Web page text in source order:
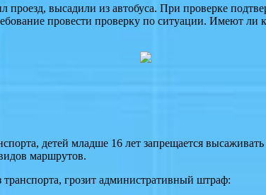
высадили из автобуса. При проверке
провести проверку по ситуации. Имеют
детей младше 16 лет запрещается
маршрутов.
грозит административный штраф: